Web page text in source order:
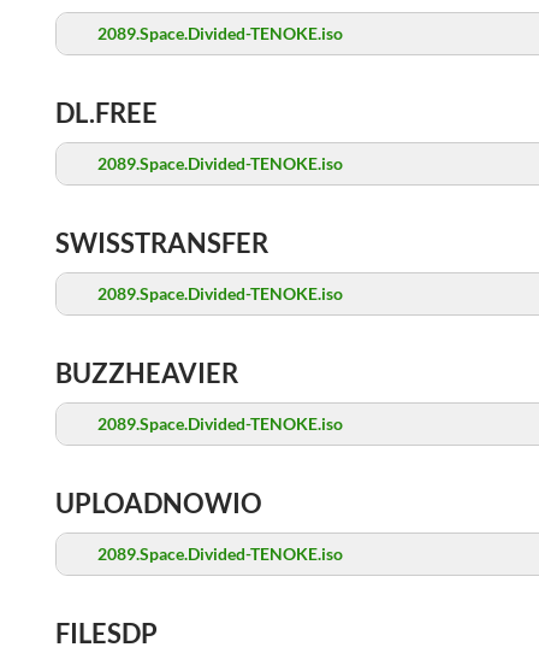
2089.Space.Divided-TENOKE.iso
DL.FREE
2089.Space.Divided-TENOKE.iso
SWISSTRANSFER
2089.Space.Divided-TENOKE.iso
BUZZHEAVIER
2089.Space.Divided-TENOKE.iso
UPLOADNOWIO
2089.Space.Divided-TENOKE.iso
FILESDP